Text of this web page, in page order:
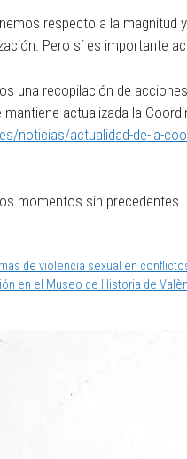
respecto a la
Pero sí es importante
una recopilación de
actualizada la
noticias/actualidad-de-la-
momentos sin precedentes.
de violencia sexual en
en el Museo de Historia de